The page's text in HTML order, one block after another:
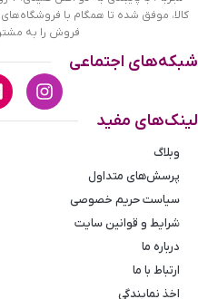
ابعاد کیف دوشی چرمسال مدل 171
کالا، موفق شده تا همگام با
فروش را به
شبکه‌های اجتماعی
لینک‌های مفید
وبلاگ
پرسش‌های متداول
سیاست حریم خصوصی
شرایط و قوانین سایت
درباره ما
ارتباط با ما
اخذ نمایندگی